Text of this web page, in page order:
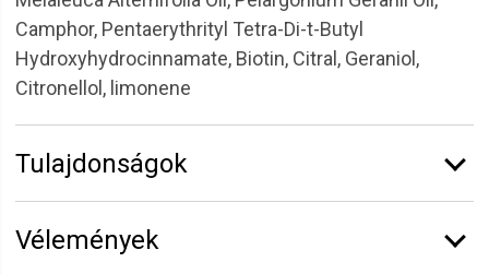
Camphor, Pentaerythrityl Tetra-Di-t-Butyl
Hydroxyhydrocinnamate, Biotin, Citral, Geraniol,
Citronellol, limonene
Tulajdonságok
Kiszerelés:
Vélemények